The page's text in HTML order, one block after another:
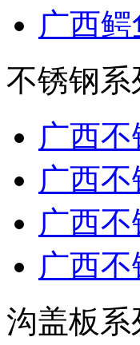
广西
不锈钢系
广西
广西
广西
广西
沟盖板系